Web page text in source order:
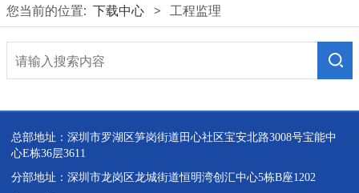
您当前的位置: 下载中心 > 工程监理
总部地址：深圳市罗湖区笋岗街道田心社区宝安北路3008号宝能中
心E栋36层3611
分部地址：深圳市龙岗区龙城街道恒明湾创汇中心5栋B座1202